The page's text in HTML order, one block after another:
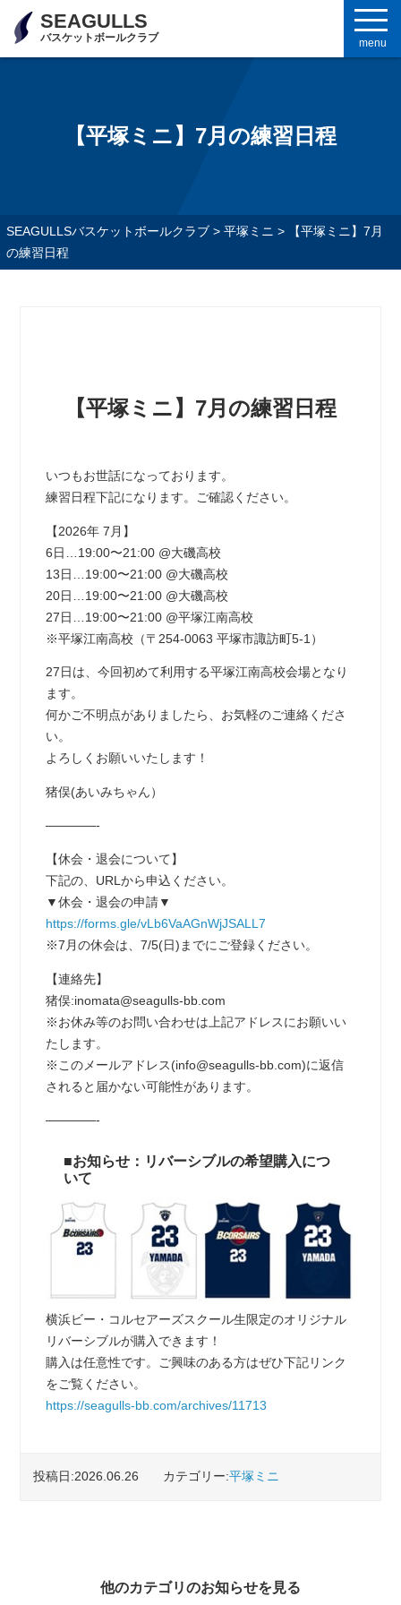
SEAGULLS
バスケットボールクラブ menu
【平塚ミニ】7月の練習日程
SEAGULLSバスケットボールクラブ> 平塚ミニ >
【平塚ミニ】7月
の練習日程
【平塚ミニ】7月の練習日程
いつもお世話になっております。
練習日程下記になります。ご確認ください。
【2026年 7月】
6日…19:00〜21:00 @大磯高校
13日…19:00〜21:00 @大磯高校
20日…19:00〜21:00 @大磯高校
27日…19:00〜21:00 @平塚江南高校
※平塚江南高校（〒254-0063 平塚市諏訪町5-1）
27日は、今回初めて利用する平塚江南高校会場となり
ます。
何かご不明点がありましたら、お気軽のご連絡くださ
い。
よろしくお願いいたします！
猪俣(あいみちゃん）
————-
【休会・退会について】
下記の、URLから申込ください。
▼休会・退会の申請▼
https://forms.gle/vLb6VaAGnWjJSALL7
※7月の休会は、7/5(日)までにご登録ください。
【連絡先】
猪俣:inomata@seagulls-bb.com
※お休み等のお問い合わせは上記アドレスにお願いい
たします。
※このメールアドレス(info@seagulls-bb.com)に返信
されると届かない可能性があります。
————-
■お知らせ：リバーシブルの希望購入につ
いて
横浜ビー・コルセアーズスクール生限定のオリジナル
リバーシブルが購入できます！
購入は任意性です。ご興味のある方はぜひ下記リンク
をご覧ください。
https://seagulls-bb.com/archives/11713
投稿日:2026.06.26 カテゴリー:平塚ミニ
他のカテゴリのお知らせを見る